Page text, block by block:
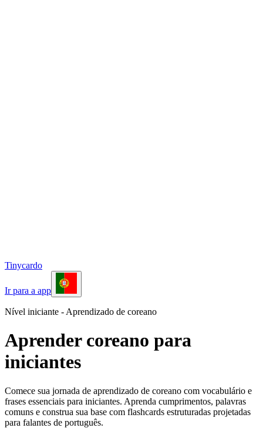
Tinycardo
Ir para a app
Nível iniciante - Aprendizado de coreano
Aprender coreano para
iniciantes
Comece sua jornada de aprendizado de coreano com vocabulário e
frases essenciais para iniciantes. Aprenda cumprimentos, palavras
comuns e construa sua base com flashcards estruturadas projetadas
para falantes de português.